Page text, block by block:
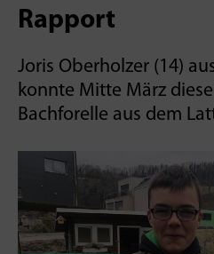
Rapport
Joris Oberholzer (14)
konnte Mitte März
Bachforelle aus dem